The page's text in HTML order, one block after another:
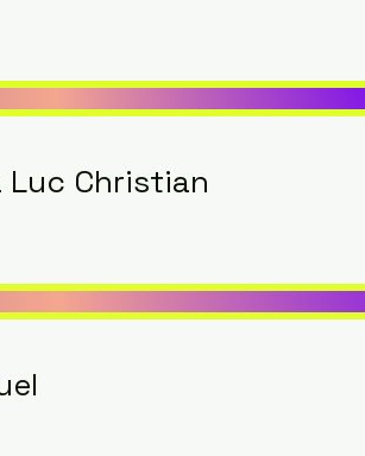
Christian